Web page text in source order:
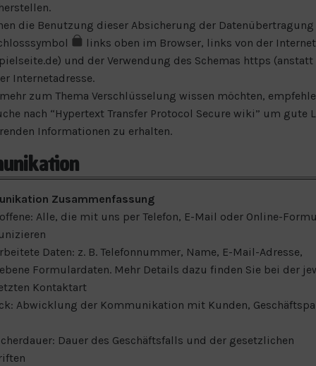
die Benutzung dieser Absicherung der Datenübertragung
links oben im Browser, links von der
und der Verwendung des Schemas https
Internetadresse.
zum Thema Verschlüsselung wissen möchten,
nach “Hypertext Transfer Protocol Secure wiki” um gute
Informationen zu erhalten.
Zusammenfassung
Alle, die mit uns per Telefon, E-Mail oder Online-
Daten: z. B. Telefonnummer, Name, E-Mail-Adresse,
Formulardaten. Mehr Details dazu finden Sie bei der
Kontaktart
Abwicklung der Kommunikation mit Kunden,
Dauer des Geschäftsfalls und der gesetzlichen